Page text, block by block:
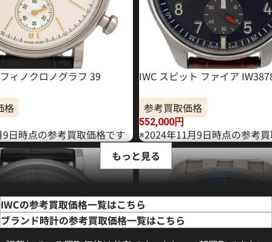
ィノクロノグラフ 39
格
日時点の参考買取価格です
IWC スピット ファイア
参考買取価格
552,000円
※2024年11月9日時点の参考
もっと見る
IWCの参考買取価格一覧はこちら
ブランド時計の参考買取価格一覧はこちら